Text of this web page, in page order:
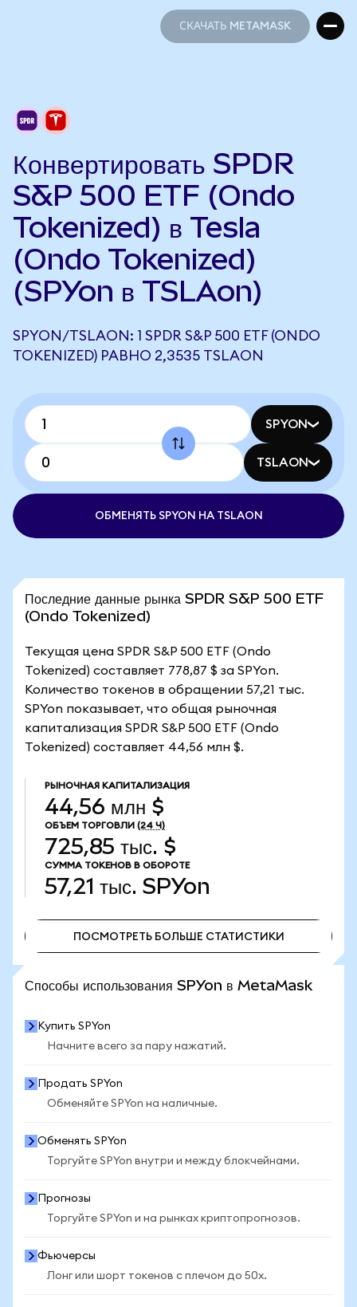
СКАЧАТЬ METAMASK
Конвертировать SPDR
S&P 500 ETF (Ondo
Tokenized) в Tesla
(Ondo Tokenized)
(SPYon в TSLAon)
SPYON/TSLAON: 1 SPDR S&P 500 ETF (ONDO
TOKENIZED) РАВНО 2,3535 TSLAON
SPYON
TSLAON
ОБМЕНЯТЬ SPYON НА TSLAON
Последние данные рынка SPDR S&P 500 ETF
(Ondo Tokenized)
Текущая цена SPDR S&P 500 ETF (Ondo
Tokenized) составляет 778,87 $ за SPYon.
Количество токенов в обращении 57,21 тыс.
SPYon показывает, что общая рыночная
капитализация SPDR S&P 500 ETF (Ondo
Tokenized) составляет 44,56 млн $.
РЫНОЧНАЯ КАПИТАЛИЗАЦИЯ
44,56 млн $
ОБЪЕМ ТОРГОВЛИ (24 Ч)
725,85 тыс. $
СУММА ТОКЕНОВ В ОБОРОТЕ
57,21 тыс. SPYon
ПОСМОТРЕТЬ БОЛЬШЕ СТАТИСТИКИ
Способы использования SPYon в MetaMask
Купить SPYon
Начните всего за пару нажатий.
Продать SPYon
Обменяйте SPYon на наличные.
Обменять SPYon
Торгуйте SPYon внутри и между блокчейнами.
Прогнозы
Торгуйте SPYon и на рынках криптопрогнозов.
Фьючерсы
Лонг или шорт токенов с плечом до 50x.